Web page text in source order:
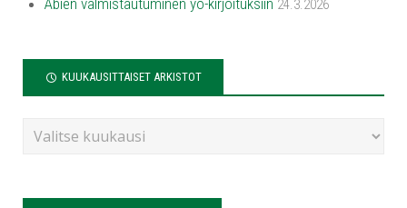
Abien valmistautuminen yo-kirjoituksiin 24.3.2026
KUUKAUSITTAISET ARKISTOT